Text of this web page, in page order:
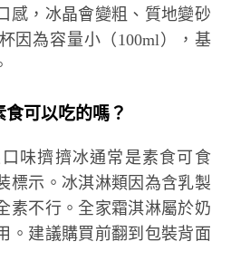
感，冰晶會變粗、質地變砂
因為容量小（100ml），基
可以吃的嗎？
味擠擠冰通常是素食可食
標示。冰淇淋類因為含乳製
素不行。全家霜淇淋屬於奶
。建議購買前翻到包裝背面